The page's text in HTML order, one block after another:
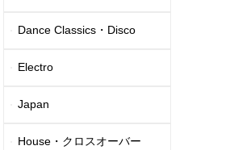
Dance Classics・Disco
Electro
Japan
House・クロスオーバー